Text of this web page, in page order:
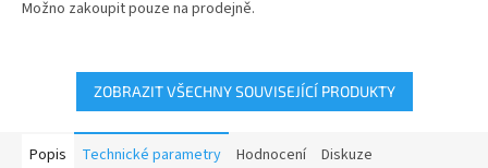
z
Možno zakoupit pouze na prodejně.
ZOBRAZIT VŠECHNY SOUVISEJÍCÍ PRODUKTY
Popis Technické parametry Hodnocení Diskuze